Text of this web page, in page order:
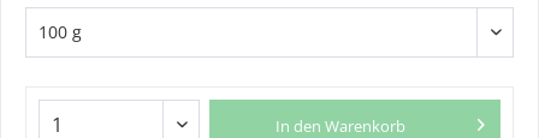
In den Warenkorb